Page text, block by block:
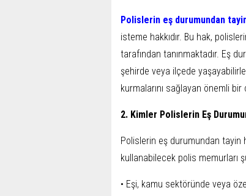
Polislerin eş durumundan
isteme hakkıdır. Bu hak,
tarafından tanınmaktadır. Eş
şehirde veya ilçede
kurmalarını sağlayan önemli bir
2. Kimler Polislerin Eş
Polislerin eş durumundan tayin
kullanabilecek polis memurları
• Eşi, kamu sektöründe veya